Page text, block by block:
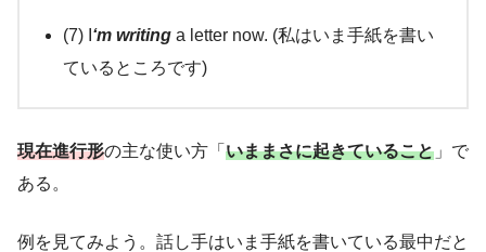
(7) I ‘m writing a letter now. (私はいま手紙を書い
ているところです)
現在進行形の主な使い方「 いままさに起きていること 」で
ある。
例を見てみよう。話し手はいま手紙を書いている最中だと